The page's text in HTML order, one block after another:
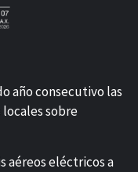
año consecutivo las
sobre
aéreos eléctricos a